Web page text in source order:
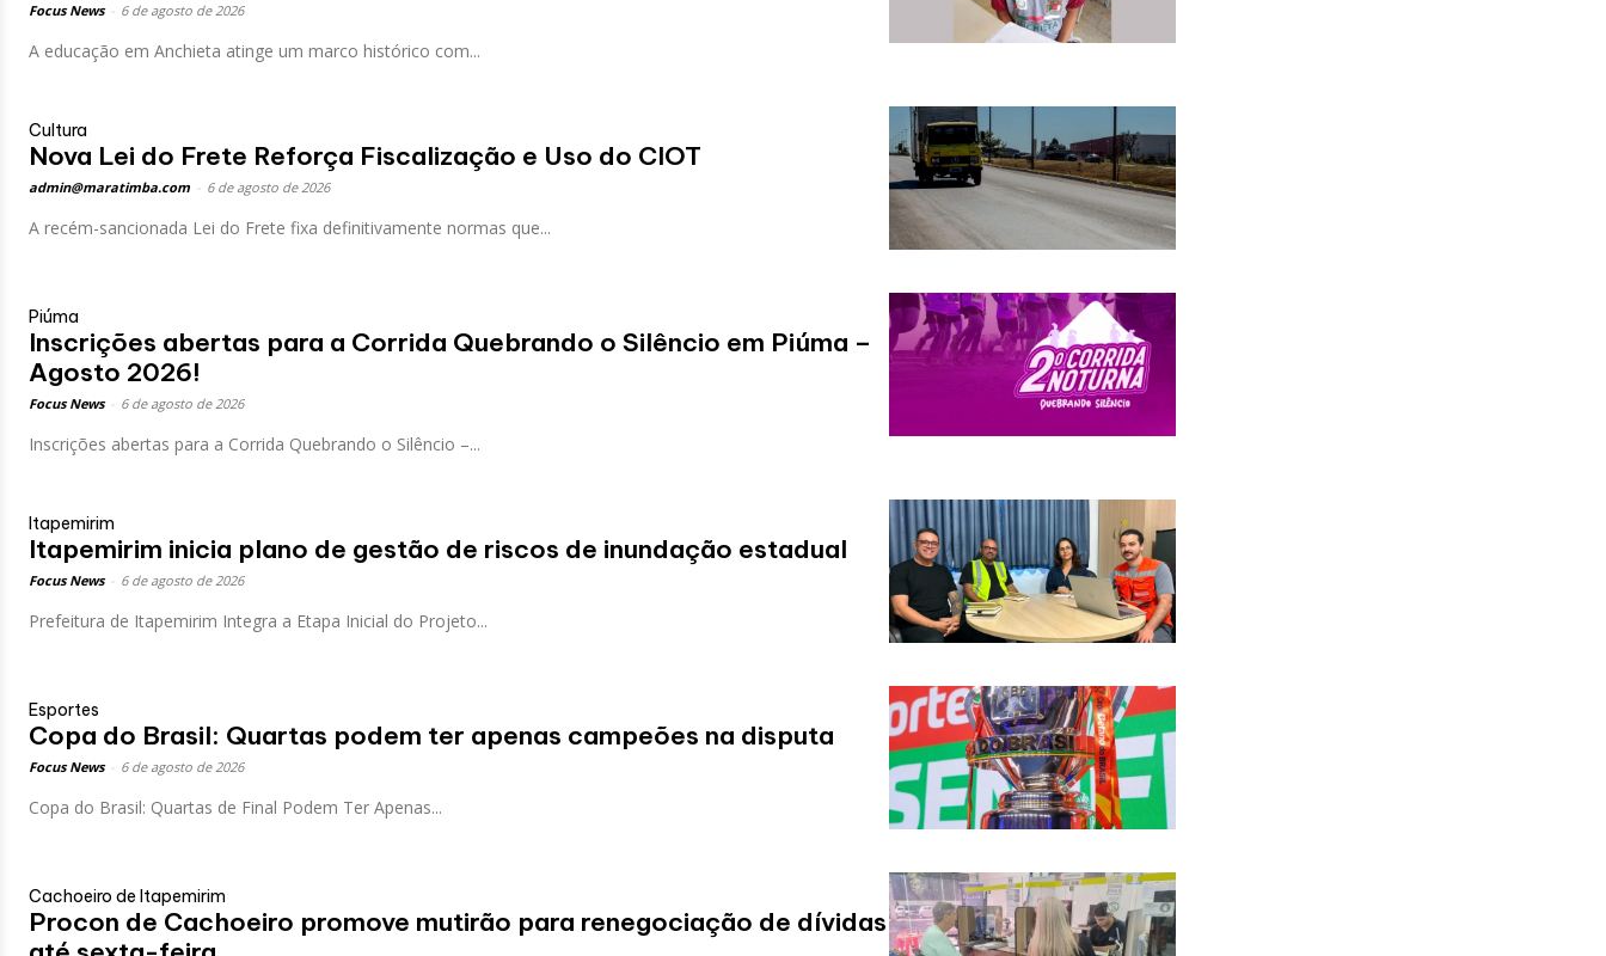
Focus News 6 de agosto de 2026
A educação em Anchieta atinge um marco histórico com...
Cultura
Nova Lei do Frete Reforça Fiscalização e Uso do CIOT
admin@maratimba.com 6 de agosto de 2026
A recém-sancionada Lei do Frete fixa definitivamente normas que...
Piúma
Inscrições abertas para a Corrida Quebrando o Silêncio em Piúma –
Agosto 2026!
Focus News 6 de agosto de 2026
Inscrições abertas para a Corrida Quebrando o Silêncio –...
Itapemirim
Itapemirim inicia plano de gestão de riscos de inundação estadual
Focus News 6 de agosto de 2026
Prefeitura de Itapemirim Integra a Etapa Inicial do Projeto...
Esportes
Copa do Brasil: Quartas podem ter apenas campeões na disputa
Focus News 6 de agosto de 2026
Copa do Brasil: Quartas de Final Podem Ter Apenas...
Cachoeiro de Itapemirim
Procon de Cachoeiro promove mutirão para renegociação de dívidas